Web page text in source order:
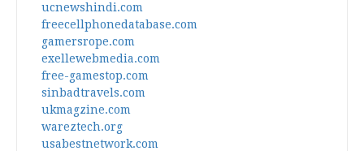
ucnewshindi.com
freecellphonedatabase.com
gamersrope.com
exellewebmedia.com
free-gamestop.com
sinbadtravels.com
ukmagzine.com
wareztech.org
usabestnetwork.com